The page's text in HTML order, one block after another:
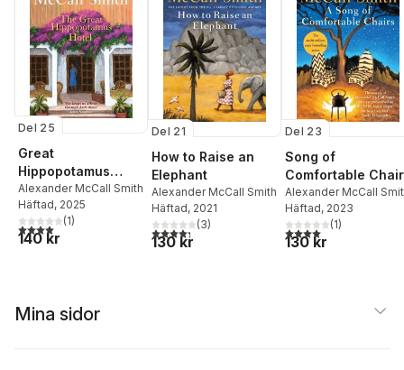
Del 25
Great
Hippopotamus
Hotel
Alexander McCall Smith
Häftad, 2025
4,0utav 5 stjärnor. Totalt antal röster:
(1)
140 kr
Del 21
How to Raise an
Elephant
Alexander McCall Smith
Häftad, 2021
4,3utav 5 stjärnor. Totalt antal röster:
(3)
130 kr
Del 23
Song of
Comfortable
Alexander McCall
Häftad, 2023
4,0utav 5 stjärnor.
(1)
130 kr
Mina sidor